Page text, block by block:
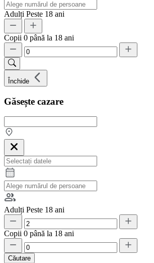
Adulți Peste 18 ani
Copii 0 până la 18 ani
Închide
Găsește cazare
Adulți Peste 18 ani
Copii 0 până la 18 ani
Căutare